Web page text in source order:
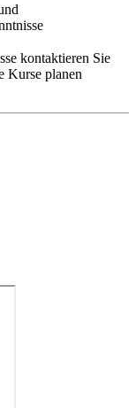
kontaktieren Sie
Kurse planen